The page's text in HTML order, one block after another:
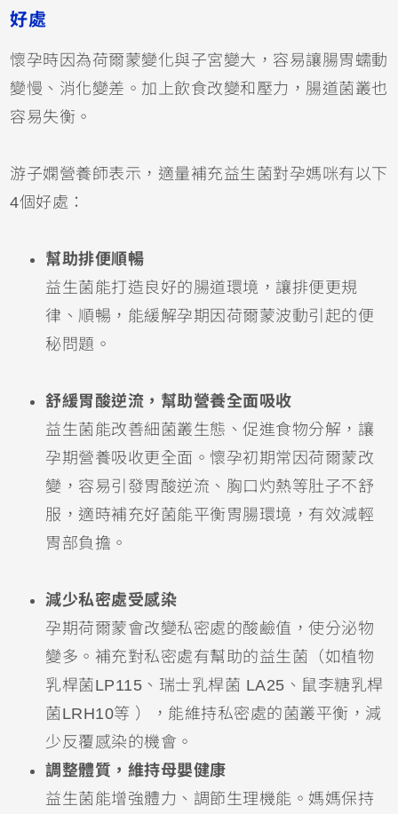
好處
懷孕時因為荷爾蒙變化與子宮變大，容易讓腸胃蠕動
變慢、消化變差。加上飲食改變和壓力，腸道菌叢也
容易失衡。
游子嫻營養師表示，適量補充益生菌對孕媽咪有以下
4個好處：
幫助排便順暢
益生菌能打造良好的腸道環境，讓排便更規
律、順暢，能緩解孕期因荷爾蒙波動引起的便
秘問題。
舒緩胃酸逆流，幫助營養全面吸收
益生菌能改善細菌叢生態、促進食物分解，讓
孕期營養吸收更全面。懷孕初期常因荷爾蒙改
變，容易引發胃酸逆流、胸口灼熱等肚子不舒
服，適時補充好菌能平衡胃腸環境，有效減輕
胃部負擔。
減少私密處受感染
孕期荷爾蒙會改變私密處的酸鹼值，使分泌物
變多。補充對私密處有幫助的益生菌（如植物
乳桿菌LP115、瑞士乳桿菌 LA25、鼠李糖乳桿
菌LRH10等 ），能維持私密處的菌叢平衡，減
少反覆感染的機會。
調整體質，維持母嬰健康
益生菌能增強體力、調節生理機能。媽媽保持